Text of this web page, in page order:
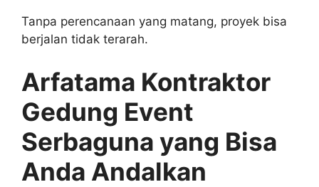
Tanpa perencanaan yang matang, proyek bisa
berjalan tidak terarah.
Arfatama Kontraktor
Gedung Event
Serbaguna yang Bisa
Anda Andalkan